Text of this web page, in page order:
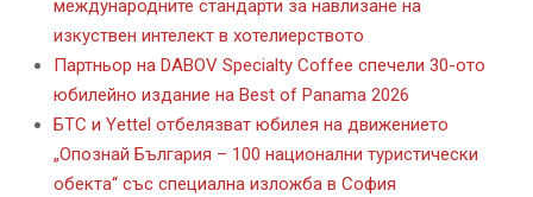
международните стандарти за навлизане на
изкуствен интелект в хотелиерството
Партньор на DABOV Specialty Coffee спечели 30-ото
юбилейно издание на Best of Panama 2026
БТС и Yettel отбелязват юбилея на движението
„Опознай България – 100 национални туристически
обекта“ със специална изложба в София